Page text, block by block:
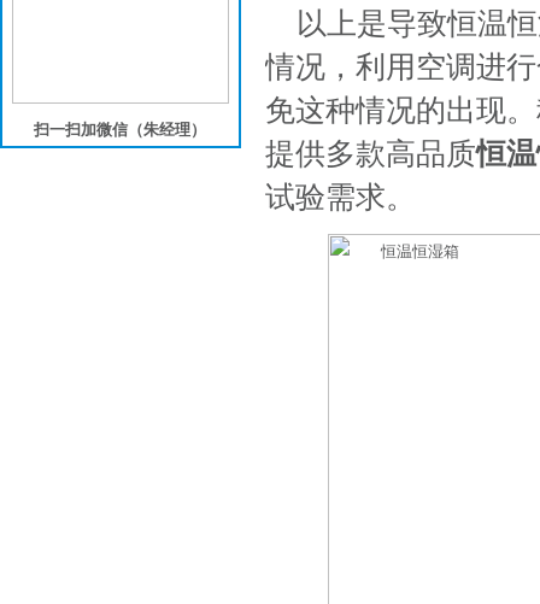
以上是导致恒温
情况，利用空调进
免这种情况的出现
提供多款高品质恒
试验需求。
扫一扫加微信（朱经理）